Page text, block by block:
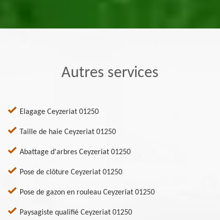
Autres services
Elagage Ceyzeriat 01250
Taille de haie Ceyzeriat 01250
Abattage d'arbres Ceyzeriat 01250
Pose de clôture Ceyzeriat 01250
Pose de gazon en rouleau Ceyzeriat 01250
Paysagiste qualifié Ceyzeriat 01250